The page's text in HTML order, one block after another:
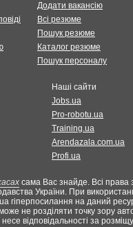
Додати вакансію
Всі резюме
Пошук резюме
Каталог резюме
Пошук персоналу
Наші сайти
Jobs.ua
Pro-robotu.ua
Training.ua
Arendazala.com.ua
Profi.ua
сама Вас знайде. Всі права
України. При
гіперпосилання на даний
не розділяти точку зору
несе відповідальності за